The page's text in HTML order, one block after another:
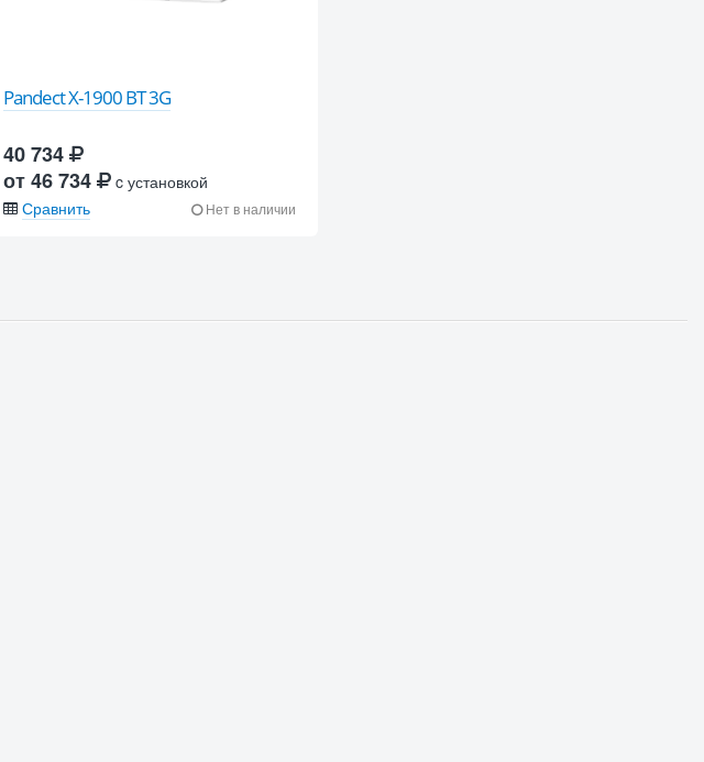
Pandect X-1900 BT 3G
40 734
от 46 734
c установкой
Сравнить
Нет в наличии